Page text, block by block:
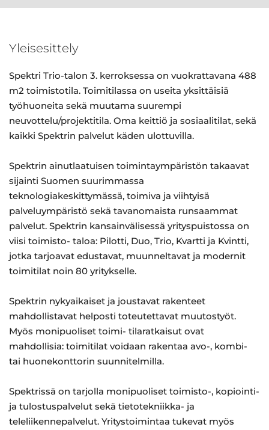
Yleisesittely
Spektri Trio-talon 3. kerroksessa on vuokrattavana 488
m2 toimistotila. Toimitilassa on useita yksittäisiä
työhuoneita sekä muutama suurempi
neuvottelu/projektitila. Oma keittiö ja sosiaalitilat, sekä
kaikki Spektrin palvelut käden ulottuvilla.
Spektrin ainutlaatuisen toimintaympäristön takaavat
sijainti Suomen suurimmassa
teknologiakeskittymässä, toimiva ja viihtyisä
palveluympäristö sekä tavanomaista runsaammat
palvelut. Spektrin kansainvälisessä yrityspuistossa on
viisi toimisto- taloa: Pilotti, Duo, Trio, Kvartti ja Kvintti,
jotka tarjoavat edustavat, muunneltavat ja modernit
toimitilat noin 80 yritykselle.
Spektrin nykyaikaiset ja joustavat rakenteet
mahdollistavat helposti toteutettavat muutostyöt.
Myös monipuoliset toimi- tilaratkaisut ovat
mahdollisia: toimitilat voidaan rakentaa avo-, kombi-
tai huonekonttorin suunnitelmilla.
Spektrissä on tarjolla monipuoliset toimisto-, kopiointi-
ja tulostuspalvelut sekä tietotekniikka- ja
teleliikennepalvelut. Yritystoimintaa tukevat myös